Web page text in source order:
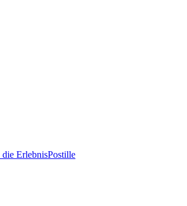
ErlebnisPostille